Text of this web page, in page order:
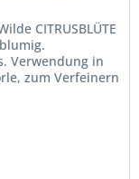
CITRUSBLÜTE
Verwendung in
zum Verfeinern